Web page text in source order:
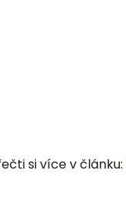
si více v článku: